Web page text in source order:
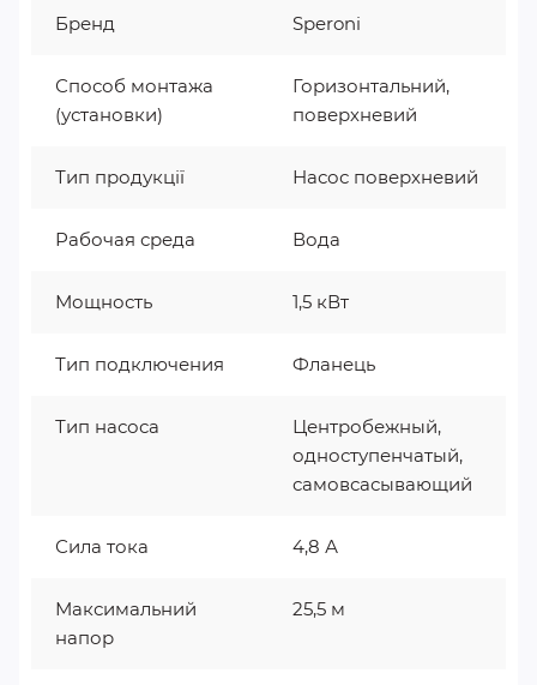
Бренд Speroni
Способ монтажа
(установки)
Горизонтальний,
поверхневий
Тип продукції Насос поверхневий
Рабочая среда Вода
Мощность 1,5 кВт
Тип подключения Фланець
Тип насоса
Центробежный,
одноступенчатый,
самовсасывающий
Сила тока 4,8 А
Максимальний
напор
25,5 м